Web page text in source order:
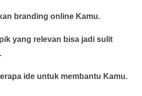
branding online Kamu.
yang relevan bisa jadi sulit
ide untuk membantu Kamu.